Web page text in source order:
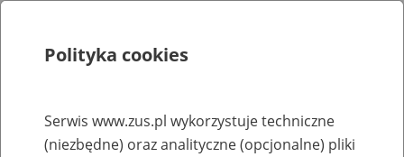
Rejestry, ewidencje i archiwa
Polityka cookies
Serwis www.zus.pl wykorzystuje techniczne
(niezbędne) oraz analityczne (opcjonalne) pliki